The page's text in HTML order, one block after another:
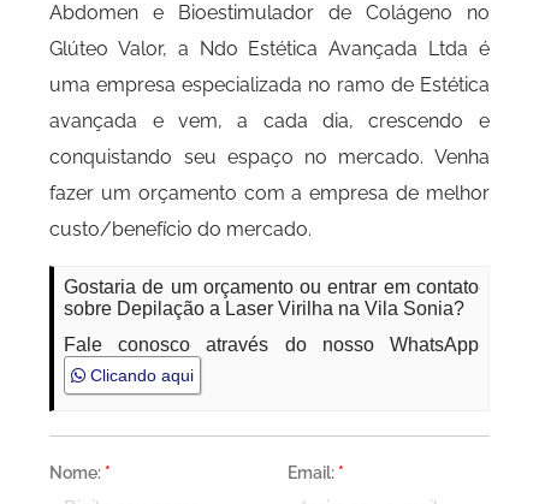
Abdomen e Bioestimulador de Colágeno no
Glúteo Valor, a Ndo Estética Avançada Ltda é
uma empresa especializada no ramo de Estética
avançada e vem, a cada dia, crescendo e
conquistando seu espaço no mercado. Venha
fazer um orçamento com a empresa de melhor
custo/benefício do mercado.
Gostaria de um orçamento ou entrar em contato
sobre Depilação a Laser Virilha na Vila Sonia?
Fale conosco através do nosso WhatsApp
Clicando aqui
Nome: * Email: *